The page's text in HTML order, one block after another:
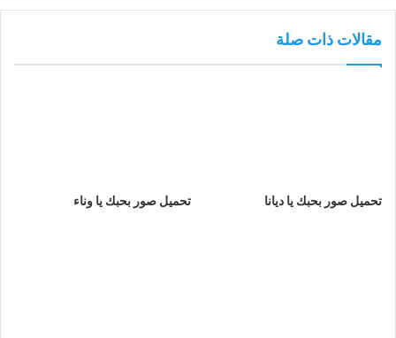
مقالات ذات صلة
تحميل صور بحبك يا ديانا تحميل صور بحبك يا وناء